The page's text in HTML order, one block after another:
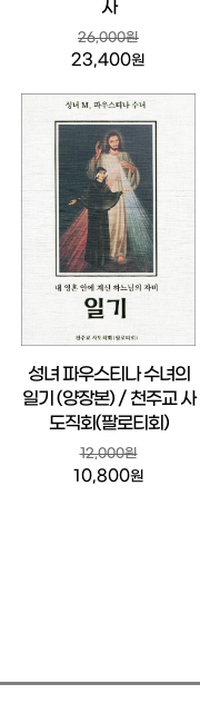
사
26,000원
23,400원
성녀 파우스티나 수녀의
일기 (양장본) / 천주교 사
도직회(팔로티회)
12,000원
10,800원